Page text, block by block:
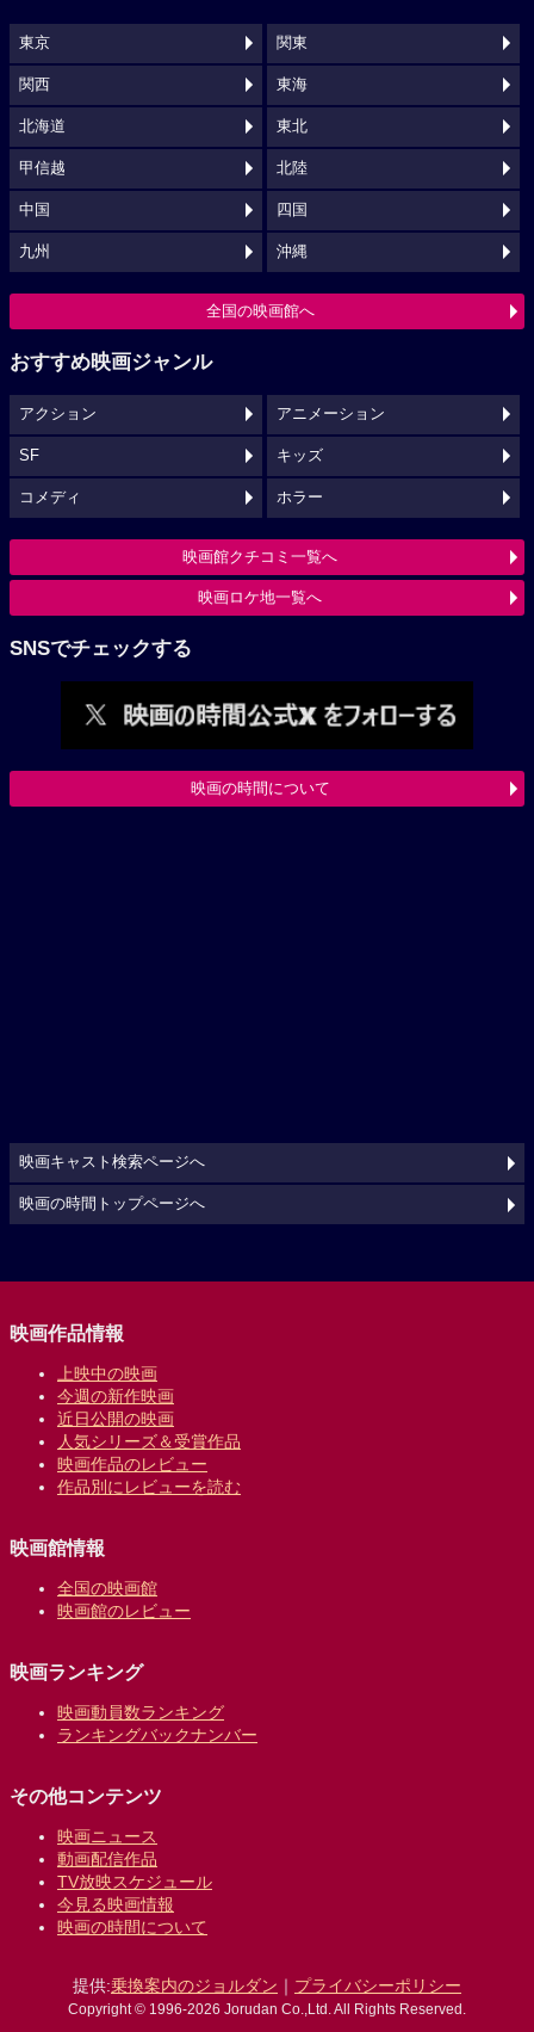
東京 関東
関西 東海
北海道 東北
甲信越 北陸
中国 四国
九州 沖縄
全国の映画館へ
おすすめ映画ジャンル
アクション アニメーション
SF キッズ
コメディ ホラー
映画館クチコミ一覧へ
映画ロケ地一覧へ
SNSでチェックする
映画の時間について
映画キャスト検索ページへ
映画の時間トップページへ
映画作品情報
上映中の映画
今週の新作映画
近日公開の映画
人気シリーズ＆受賞作品
映画作品のレビュー
作品別にレビューを読む
映画館情報
全国の映画館
映画館のレビュー
映画ランキング
映画動員数ランキング
ランキングバックナンバー
その他コンテンツ
映画ニュース
動画配信作品
TV放映スケジュール
今見る映画情報
映画の時間について
提供:乗換案内のジョルダン ｜ プライバシーポリシー
Copyright © 1996-2026 Jorudan Co.,Ltd. All Rights Reserved.